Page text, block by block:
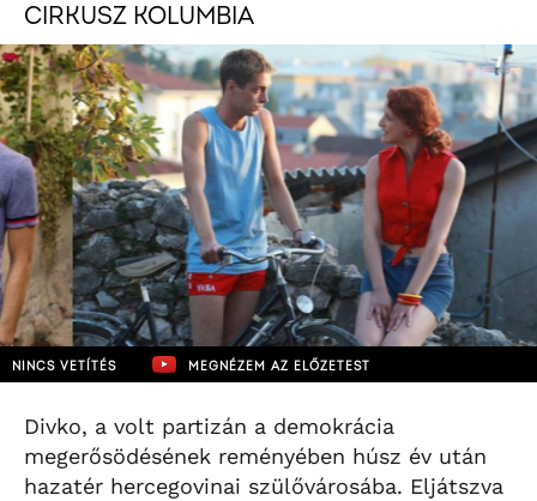
CIRKUSZ KOLUMBIA
NINCS VETÍTÉS MEGNÉZEM AZ ELŐZETEST
Divko, a volt partizán a demokrácia
megerősödésének reményében húsz év után
hazatér hercegovinai szülővárosába. Eljátszva